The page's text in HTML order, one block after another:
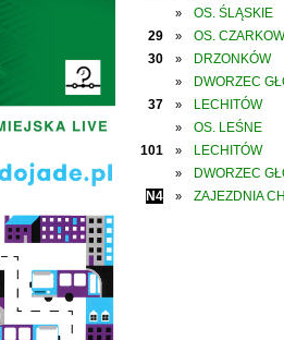
»
OS. ŚLĄSKIE
29
»
OS.
30
» DRZONKÓW
»
DWORZEC
37
» LECHITÓW
»
OS. LEŚNE
101
» LECHITÓW
»
DWORZEC
N4
» ZAJEZDNIA